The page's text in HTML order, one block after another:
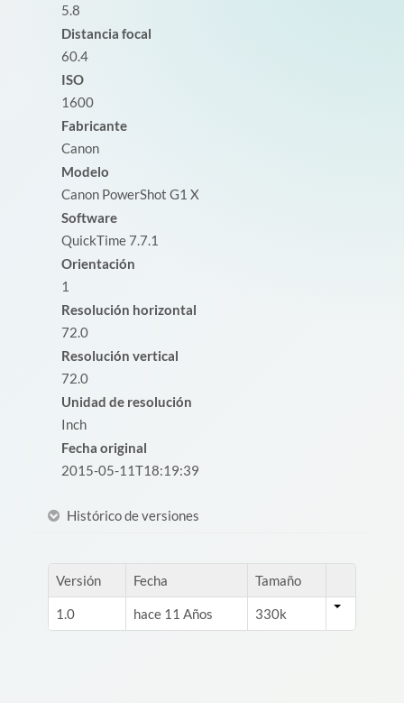
5.8
Distancia focal
60.4
ISO
1600
Fabricante
Canon
Modelo
Canon PowerShot G1 X
Software
QuickTime 7.7.1
Orientación
1
Resolución horizontal
72.0
Resolución vertical
72.0
Unidad de resolución
Inch
Fecha original
2015-05-11T18:19:39
Histórico de versiones
Versión Fecha Tamaño
1.0 hace 11 Años 330k